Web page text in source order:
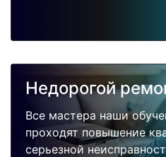
Недорогой
Все мастера наши
проходят повышение
серьезной